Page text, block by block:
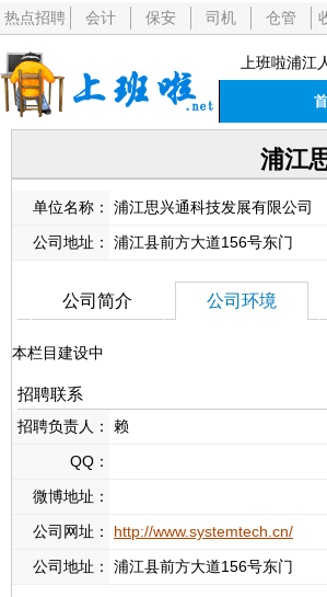
热点招聘 会计 保安 司机 仓管
上班啦浦
浦江
单位名称：
浦江思兴通科技发展有限公司
公司地址：
浦江县前方大道156号东门
公司简介 公司环境
本栏目建设中
招聘联系
招聘负责人： 赖
QQ：
微博地址：
公司网址：
http://www.systemtech.cn/
公司地址：
浦江县前方大道156号东门